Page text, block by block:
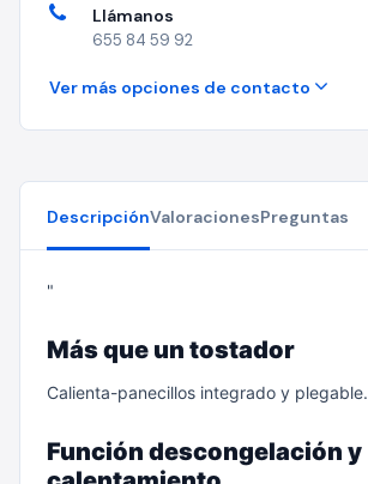
Llámanos
655 84 59 92
Ver más opciones de contacto
DescripciónValoracionesPreguntas
"
Más que un tostador
Calienta-panecillos integrado y plegable.
Función descongelación y